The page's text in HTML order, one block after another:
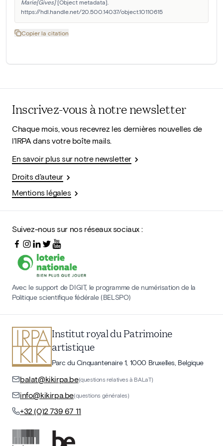
Marie[Gives] [Object metadata].
https://hdl.handle.net/20.500.14037/object.10110615
Copier la citation
Inscrivez-vous à notre newsletter
Chaque mois, vous recevrez les dernières nouvelles de
l'IRPA dans votre boîte mails.
En savoir plus sur notre newsletter
Droits d'auteur
Mentions légales
Suivez-nous sur nos réseaux sociaux :
Avec le support de DIGIT, le programme de numérisation de la
Politique scientifique fédérale (BELSPO)
Institut royal du Patrimoine
artistique
Parc du Cinquantenaire 1, 1000 Bruxelles, Belgique
balat@kikirpa.be(questions relatives à BALaT)
info@kikirpa.be(questions générales)
+32 (0)2 739 67 11